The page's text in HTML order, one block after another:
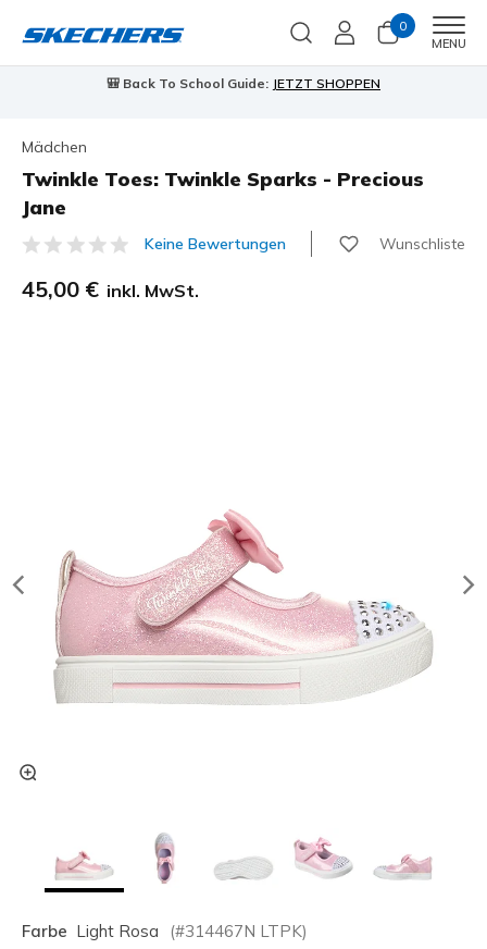
0
MENU
🎒 Back To School Guide: JETZT SHOPPEN
Mädchen
Twinkle Toes: Twinkle Sparks - Precious
Jane
3,2 von 5 Kundenbewertungen
Keine Bewertungen Wunschliste
45,00 € inkl. MwSt.
Farbe Light Rosa (#314467N LTPK)